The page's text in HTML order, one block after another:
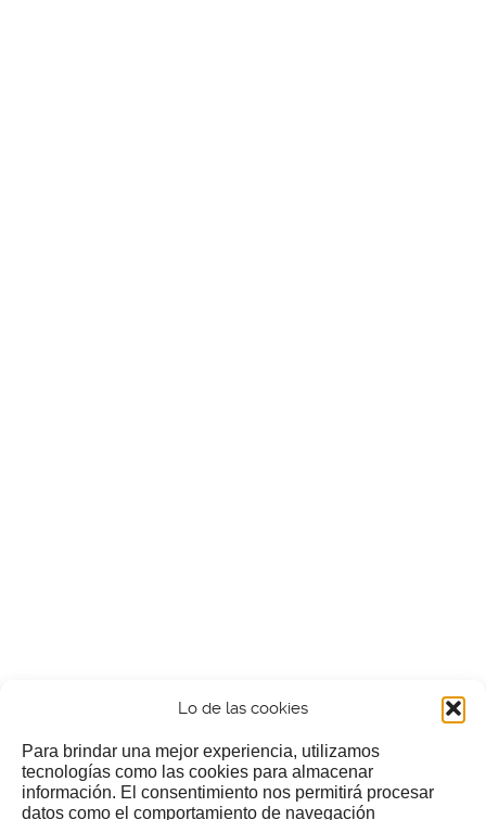
Lo de las cookies
Para brindar una mejor experiencia, utilizamos
tecnologías como las cookies para almacenar
información. El consentimiento nos permitirá procesar
datos como el comportamiento de navegación
¿Nos invitas a un cafecillo?